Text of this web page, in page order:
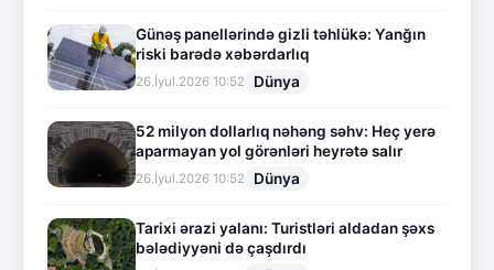
Günəş panellərində gizli təhlükə: Yanğın
riski barədə xəbərdarlıq
26.İyul.2026 10:52 Dünya
52 milyon dollarlıq nəhəng səhv: Heç yerə
aparmayan yol görənləri heyrətə salır
26.İyul.2026 10:52 Dünya
Tarixi ərazi yalanı: Turistləri aldadan şəxs
bələdiyyəni də çaşdırdı